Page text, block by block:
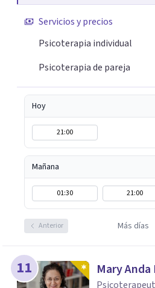
Servicios y precios
Psicoterapia individual
Psicoterapia de pareja
Hoy
21:00
Mañana
01:30 21:00
Anterior Más días
11 Mary